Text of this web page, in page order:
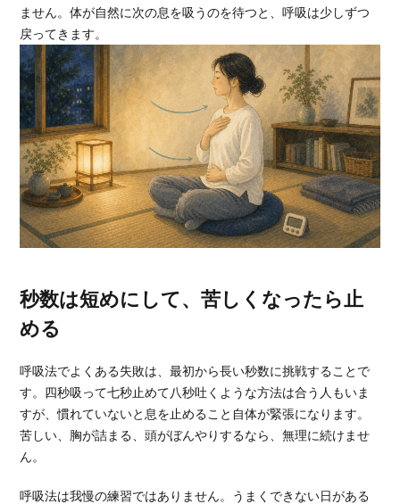
ません。体が自然に次の息を吸うのを待つと、呼吸は少しずつ
戻ってきます。
秒数は短めにして、苦しくなったら止
める
呼吸法でよくある失敗は、最初から長い秒数に挑戦することで
す。四秒吸って七秒止めて八秒吐くような方法は合う人もいま
すが、慣れていないと息を止めること自体が緊張になります。
苦しい、胸が詰まる、頭がぼんやりするなら、無理に続けませ
ん。
呼吸法は我慢の練習ではありません。うまくできない日がある